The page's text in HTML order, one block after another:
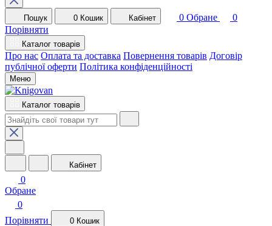
Пошук 0 Кошик Кабінет 0 Обране
0
Порівняти
Каталог товарів
Про нас Оплата та доставка Повернення товарів Договір
публічної оферти Політика конфіденційності
Меню
Каталог товарів
Кабінет
0
Обране
0
Порівняти
0 Кошик